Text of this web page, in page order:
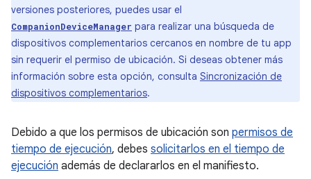
versiones posteriores, puedes usar el
CompanionDeviceManager para realizar una búsqueda de
dispositivos complementarios cercanos en nombre de tu app
sin requerir el permiso de ubicación. Si deseas obtener más
información sobre esta opción, consulta Sincronización de
dispositivos complementarios.
Debido a que los permisos de ubicación son permisos de
tiempo de ejecución, debes solicitarlos en el tiempo de
ejecución además de declararlos en el manifiesto.